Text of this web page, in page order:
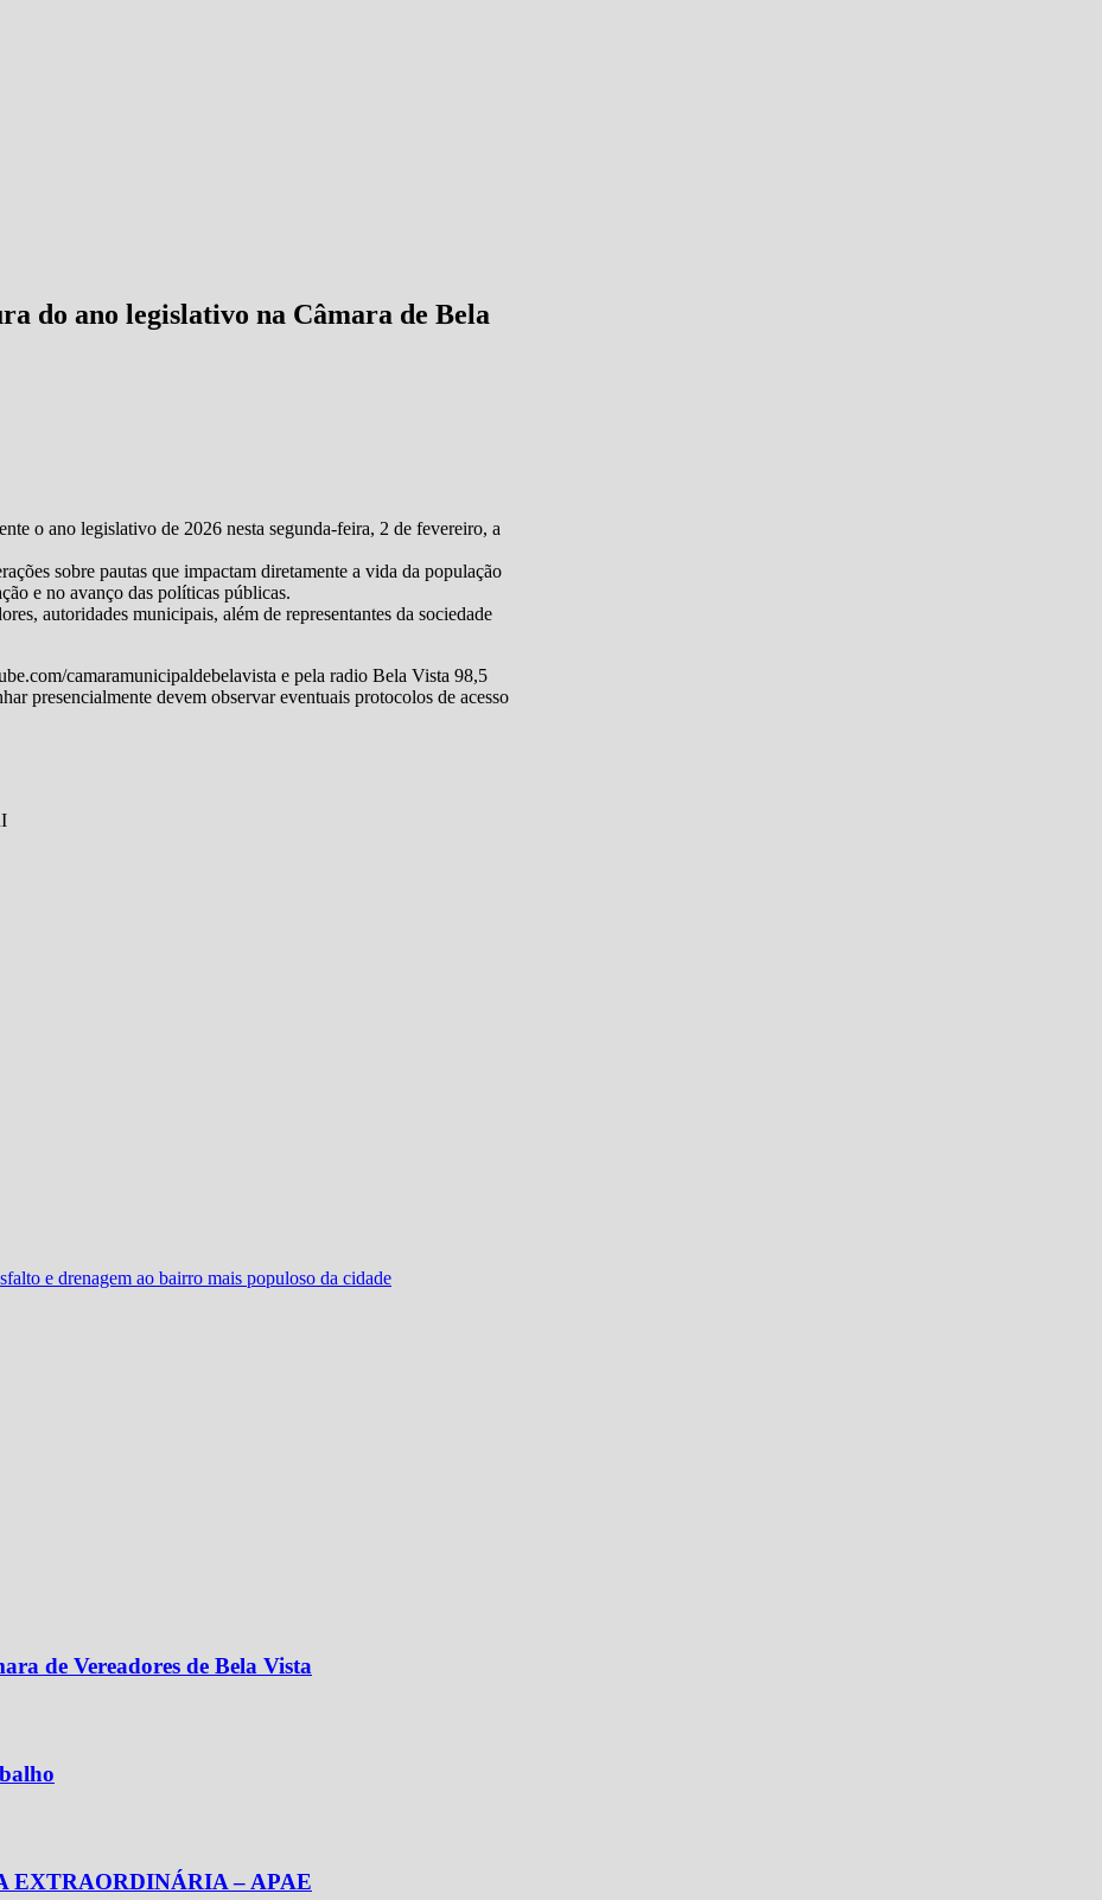
do ano legislativo na Câmara de Bela
o ano legislativo de 2026 nesta segunda-feira, 2 de fevereiro, a
sobre pautas que impactam diretamente a vida da população
e no avanço das políticas públicas.
autoridades municipais, além de representantes da sociedade
camaramunicipaldebelavista e pela radio Bela Vista 98,5
presencialmente devem observar eventuais protocolos de acesso
e drenagem ao bairro mais populoso da cidade
de Vereadores de Bela Vista
EXTRAORDINÁRIA – APAE